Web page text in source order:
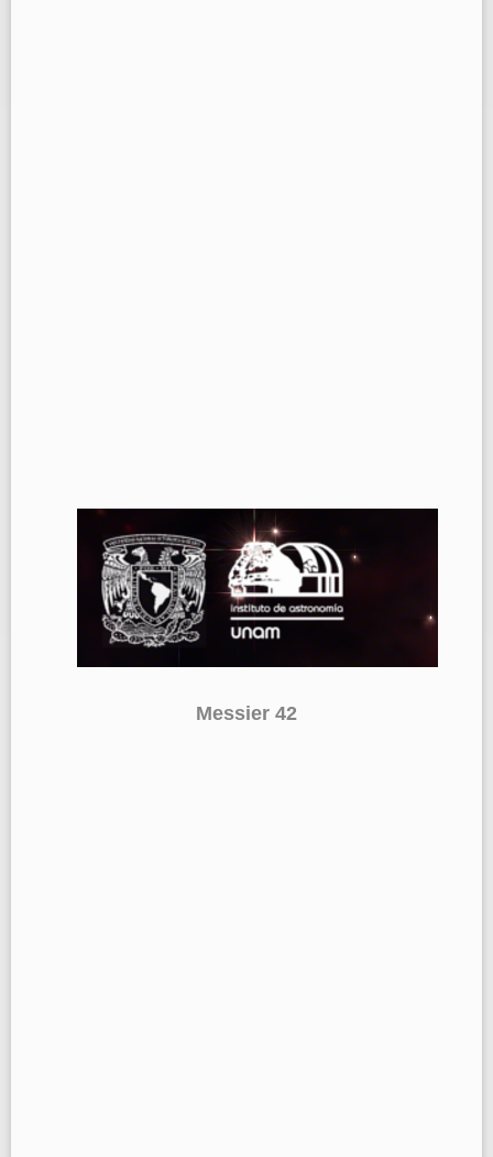
Messier 42